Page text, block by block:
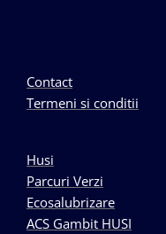
Contact
Termeni si conditii
Husi
Parcuri Verzi
Ecosalubrizare
ACS Gambit HUSI